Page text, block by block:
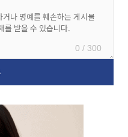
0 / 300